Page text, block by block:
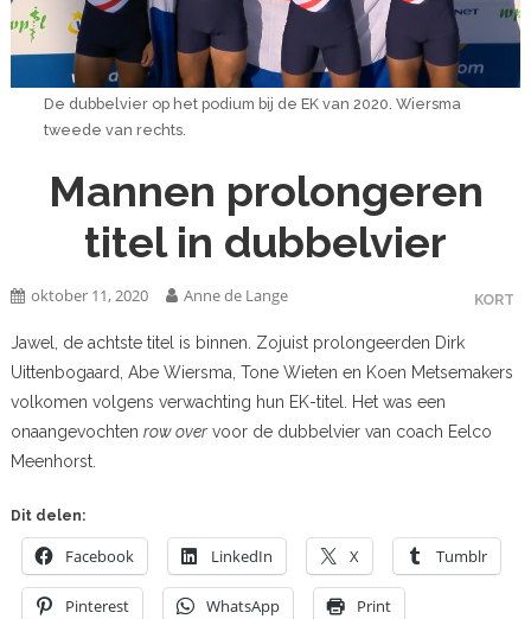
De dubbelvier op het podium bij de EK van 2020. Wiersma
tweede van rechts.
Mannen prolongeren
titel in dubbelvier
KORT
oktober 11, 2020 Anne de Lange
Jawel, de achtste titel is binnen. Zojuist prolongeerden Dirk
Uittenbogaard, Abe Wiersma, Tone Wieten en Koen Metsemakers
volkomen volgens verwachting hun EK-titel. Het was een
onaangevochten row overvoor de dubbelvier van coach Eelco
Meenhorst.
Dit delen:
Facebook LinkedIn X Tumblr
Pinterest WhatsApp Print